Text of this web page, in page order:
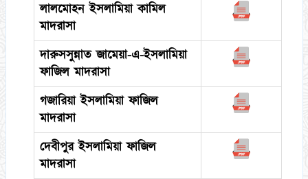
লালমোহন ইসলামিয়া কামিল
মাদরাসা
দারুসসুন্নাত জামেয়া-এ-ইসলামিয়া
ফাজিল মাদরাসা
গজারিয়া ইসলামিয়া ফাজিল
মাদরাসা
দেবীপুর ইসলামিয়া ফাজিল
মাদরাসা